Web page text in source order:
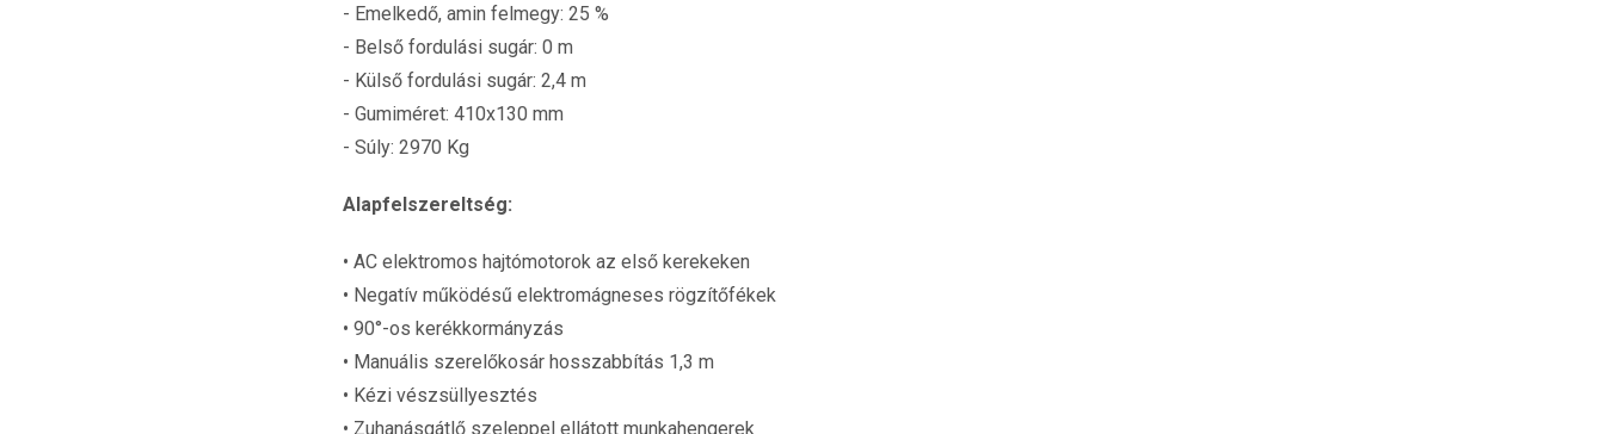
- Emelkedő, amin felmegy: 25 %
- Belső fordulási sugár: 0 m
- Külső fordulási sugár: 2,4 m
- Gumiméret: 410x130 mm
- Súly: 2970 Kg
Alapfelszereltség:
• AC elektromos hajtómotorok az első kerekeken
• Negatív működésű elektromágneses rögzítőfékek
• 90°-os kerékkormányzás
• Manuális szerelőkosár hosszabbítás 1,3 m
• Kézi vészsüllyesztés
• Zuhanásgátlő szeleppel ellátott munkahengerek